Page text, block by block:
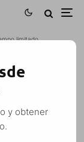
limitado
·
2010
y obtener